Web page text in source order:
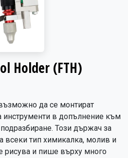
Holder (FTH)
да се монтират
в допълнение към
Този държач за
всеки тип химикалка, молив и
рисува и пише върху много